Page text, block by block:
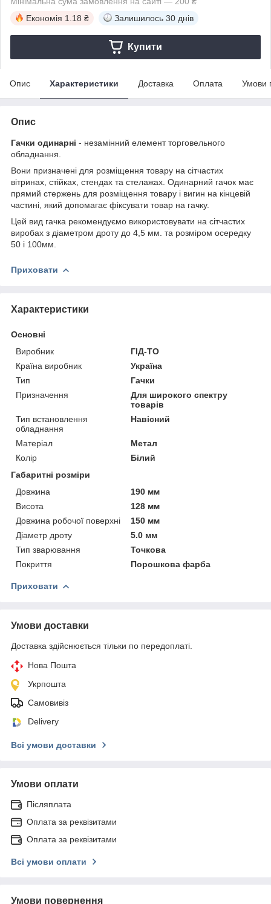
Економія 1.18 ₴ Залишилось 30 днів
Купити
Опис Характеристики Доставка Оплата Умови
Опис
Гачки одинарні - незамінний елемент торговельного
обладнання.
Вони призначені для розміщення товару на сітчастих
вітринах, стійках, стендах та стелажах. Одинарний гачок має
прямий стержень для розміщення товару і вигин на кінцевій
частині, який допомагає фіксувати товар на гачку.
Цей вид гачка рекомендуємо використовувати на сітчастих
виробах з діаметром дроту до 4,5 мм. та розміром осередку
50 і 100мм.
Приховати
Характеристики
Основні
Виробник
ГІД-ТО
Країна виробник
Україна
Тип
Гачки
Призначення
Для широкого спектру
товарів
Тип встановлення
обладнання
Навісний
Матеріал
Метал
Колір
Білий
Габаритні розміри
Довжина
190 мм
Висота
128 мм
Довжина робочої поверхні
150 мм
Діаметр дроту
5.0 мм
Тип зварювання
Точкова
Покриття
Порошкова фарба
Приховати
Умови доставки
Доставка здійснюється тільки по передоплаті.
Нова Пошта
Укрпошта
Самовивіз
Delivery
Всі умови доставки
Умови оплати
Післяплата
Оплата за реквізитами
Оплата за реквізитами
Всі умови оплати
Умови повернення